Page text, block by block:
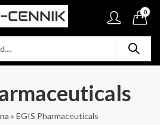
0
» EGIS Pharmaceuticals